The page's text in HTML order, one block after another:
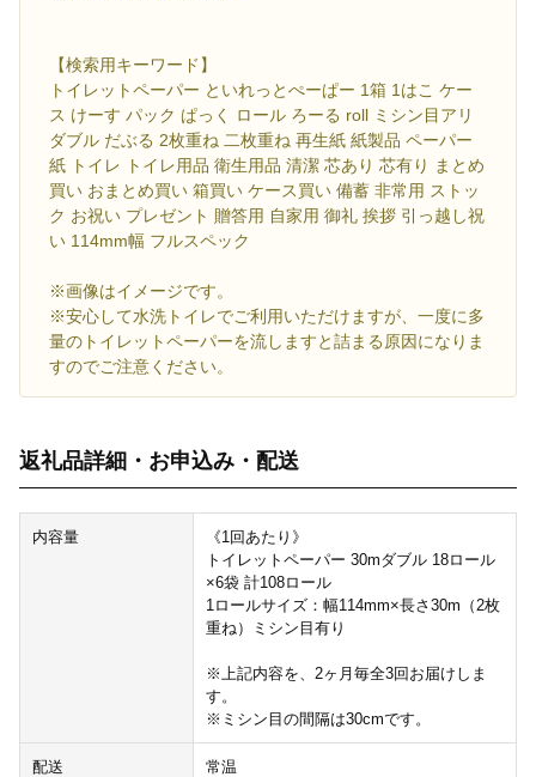
【検索用キーワード】
トイレットペーパー といれっとぺーぱー 1箱 1はこ ケー
ス けーす パック ぱっく ロール ろーる roll ミシン目アリ
ダブル だぶる 2枚重ね 二枚重ね 再生紙 紙製品 ペーパー
紙 トイレ トイレ用品 衛生用品 清潔 芯あり 芯有り まとめ
買い おまとめ買い 箱買い ケース買い 備蓄 非常用 ストッ
ク お祝い プレゼント 贈答用 自家用 御礼 挨拶 引っ越し祝
い 114mm幅 フルスペック
※画像はイメージです。
※安心して水洗トイレでご利用いただけますが、一度に多
量のトイレットペーパーを流しますと詰まる原因になりま
すのでご注意ください。
返礼品詳細・お申込み・配送
内容量
《1回あたり》
トイレットペーパー 30mダブル 18ロール
×6袋 計108ロール
1ロールサイズ：幅114mm×長さ30m（2枚
重ね）ミシン目有り
※上記内容を、2ヶ月毎全3回お届けしま
す。
※ミシン目の間隔は30cmです。
配送 常温